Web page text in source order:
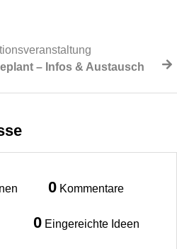
– Infos & Austausch
0 Kommentare
0 Eingereichte Ideen